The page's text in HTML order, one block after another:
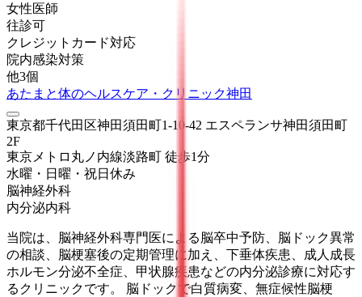
女性医師
往診可
クレジットカード対応
院内感染対策
他3個
あたまと体のヘルスケア・クリニック神田
東京都千代田区神田須田町1-10-42 エスペランサ神田須田町
2F
東京メトロ丸ノ内線淡路町 徒歩1分
水曜・日曜・祝日 休み
脳神経外科
内分泌内科
当院は、脳神経外科専門医による脳卒中予防、脳ドック異常
の相談、脳梗塞後の定期管理に加え、下垂体疾患、成人成長
ホルモン分泌不全症、甲状腺疾患などの内分泌診療に対応す
るクリニックです。 脳ドックで白質病変、無症候性脳梗